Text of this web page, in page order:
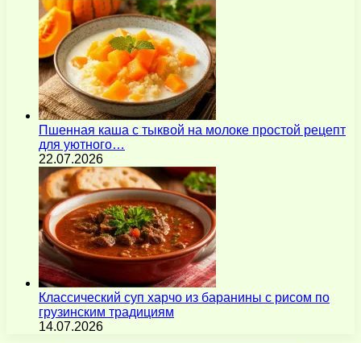
Пшенная каша с тыквой на молоке простой рецепт
для уютного…
22.07.2026
Классический суп харчо из баранины с рисом по
грузинским традициям
14.07.2026